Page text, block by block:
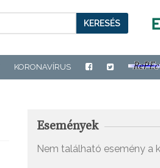
KERESÉS
KORONAVÍRUS
Események
Nem található esemény a